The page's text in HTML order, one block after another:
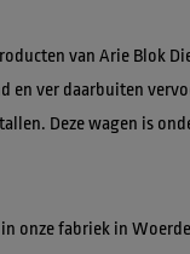
van Arie Blok
en ver daarbuiten
Deze wagen is
onze fabriek in